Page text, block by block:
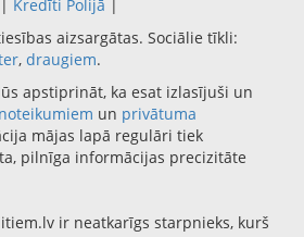
| Kredīti Polijā |
aizsargātas. Sociālie tīkli:
, draugiem.
apstiprināt, ka esat izlasījuši un
noteikumiem un privātuma
mājas lapā regulāri tiek
pilnīga informācijas precizitāte
ir neatkarīgs starpnieks, kurš